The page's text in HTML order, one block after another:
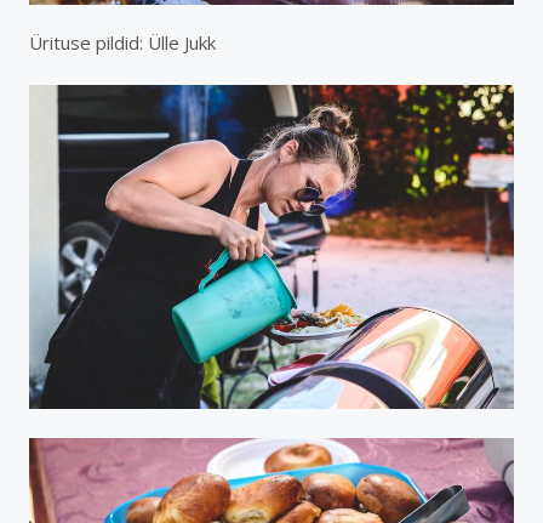
Ürituse pildid: Ülle Jukk